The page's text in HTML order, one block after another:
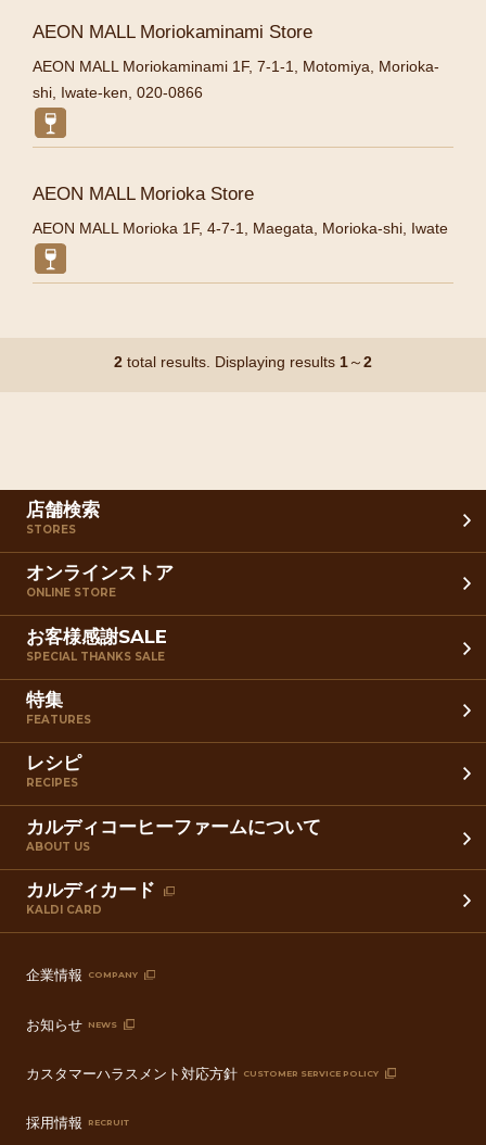
AEON MALL Moriokaminami Store
AEON MALL Moriokaminami 1F, 7-1-1, Motomiya, Morioka-
shi, Iwate-ken, 020-0866
AEON MALL Morioka Store
AEON MALL Morioka 1F, 4-7-1, Maegata, Morioka-shi, Iwate
2 total results. Displaying results 1～2
店舗検索
STORES
オンラインストア
ONLINE STORE
お客様感謝SALE
SPECIAL THANKS SALE
特集
FEATURES
レシピ
RECIPES
カルディコーヒーファームについて
ABOUT US
カルディカード
KALDI CARD
企業情報 COMPANY
お知らせ NEWS
カスタマーハラスメント対応方針 CUSTOMER SERVICE POLICY
採用情報 RECRUIT